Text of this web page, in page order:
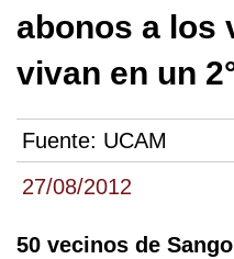
27/08/2012
abonos a los
vivan en un
Fuente: UCAM
50 vecinos de